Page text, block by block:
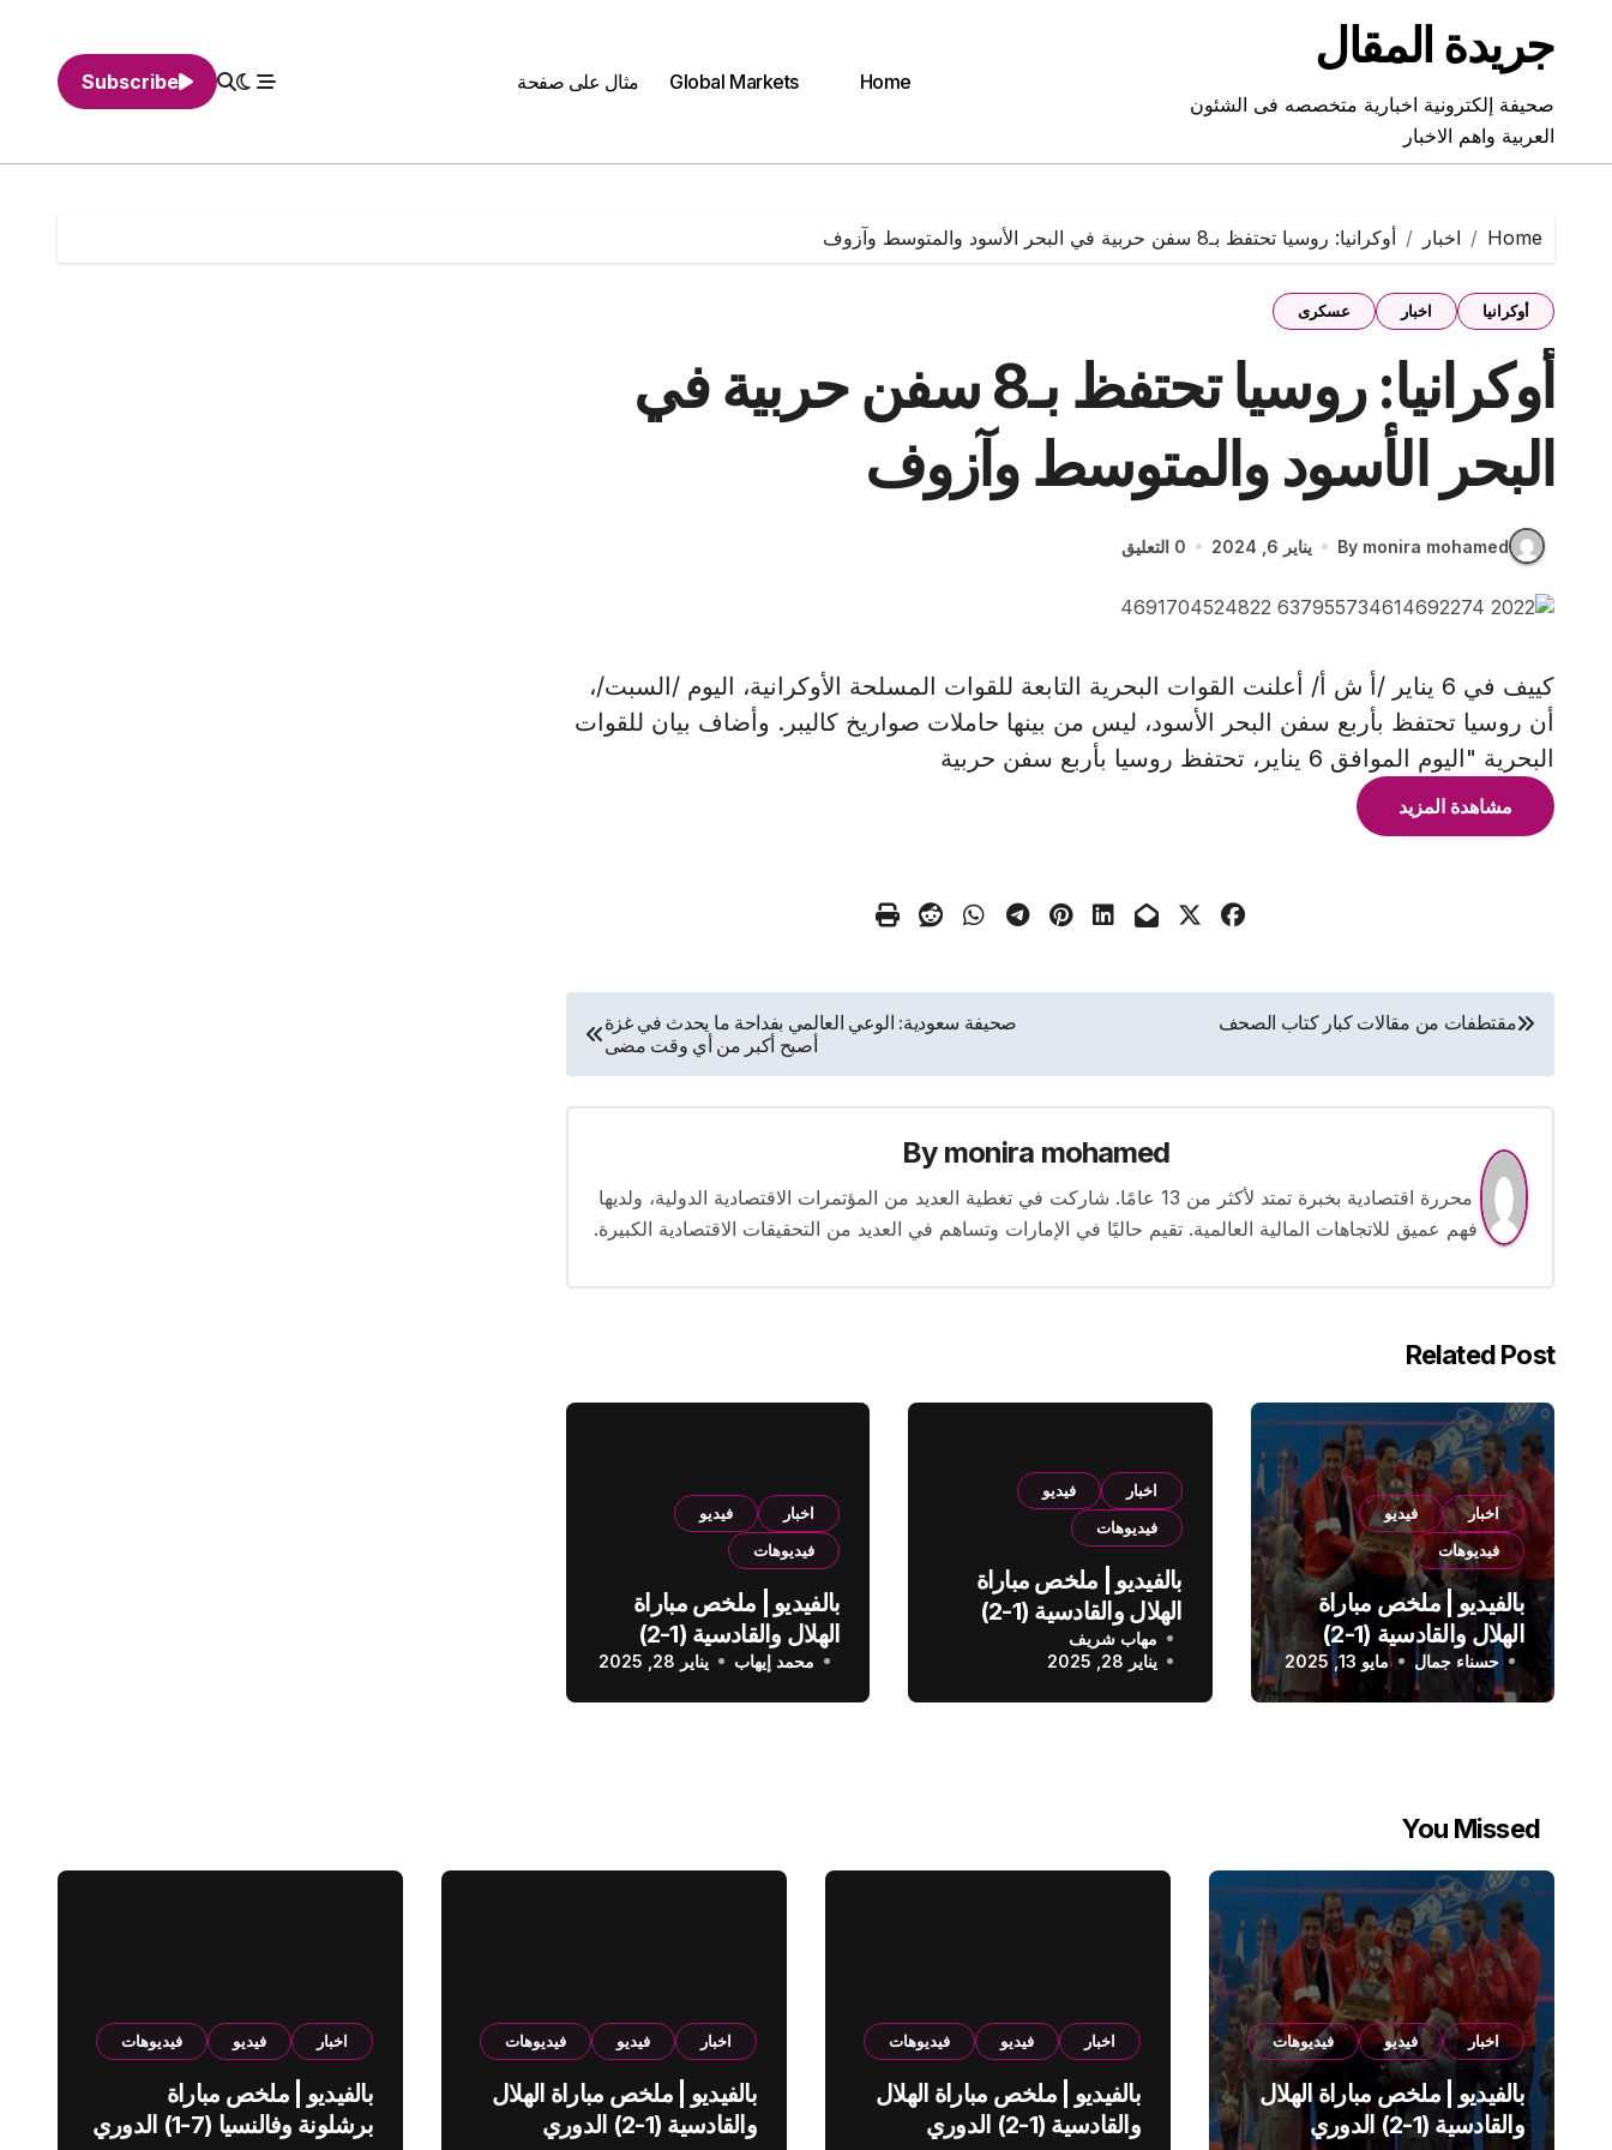
contentجريدة المقال
صحيفة إلكترونية اخبارية متخصصه فى الشئون
العربية واهم الاخبار
Home
Global Markets مثال على صفحة Subscribe
Home اخبار أوكرانيا: روسيا تحتفظ بـ8 سفن حربية في البحر الأسود والمتوسط وآزوف
أوكرانيا اخبار عسكرى
أوكرانيا: روسيا تحتفظ بـ8 سفن حربية في
البحر الأسود والمتوسط وآزوف
By monira mohamed يناير 6, 2024 0 التعليق
كييف في 6 يناير /أ ش أ/ أعلنت القوات البحرية التابعة للقوات المسلحة الأوكرانية، اليوم /السبت/،
أن روسيا تحتفظ بأربع سفن البحر الأسود، ليس من بينها حاملات صواريخ كاليبر. وأضاف بيان للقوات
البحرية "اليوم الموافق 6 يناير، تحتفظ روسيا بأربع سفن حربية
مشاهدة المزيد
تصفّح
المقالات
مقتطفات من مقالات كبار كتاب الصحف
صحيفة سعودية: الوعي العالمي بفداحة ما يحدث في غزة
أصبح أكبر من أي وقت مضى
By monira mohamed
محررة اقتصادية بخبرة تمتد لأكثر من 13 عامًا. شاركت في تغطية العديد من المؤتمرات الاقتصادية الدولية، ولديها
فهم عميق للاتجاهات المالية العالمية. تقيم حاليًا في الإمارات وتساهم في العديد من التحقيقات الاقتصادية الكبيرة.
Related Post
اخبار
فيديو
فيديوهات
بالفيديو | ملخص مباراة
الهلال والقادسية (1-2)
الدوري السعودي
حسناء جمال مايو 13, 2025
اخبار
فيديو
فيديوهات
بالفيديو | ملخص مباراة
الهلال والقادسية (1-2)
الدوري السعودي
مهاب شريف
يناير 28, 2025
اخبار
فيديو
فيديوهات
بالفيديو | ملخص مباراة
الهلال والقادسية (1-2)
الدوري السعودي
محمد إيهاب يناير 28, 2025
You Missed
اخبار فيديو فيديوهات
بالفيديو | ملخص مباراة الهلال
والقادسية (1-2) الدوري
اخبار فيديو فيديوهات
بالفيديو | ملخص مباراة الهلال
والقادسية (1-2) الدوري
اخبار فيديو فيديوهات
بالفيديو | ملخص مباراة الهلال
والقادسية (1-2) الدوري
اخبار فيديو فيديوهات
بالفيديو | ملخص مباراة
برشلونة وفالنسيا (7-1) الدوري